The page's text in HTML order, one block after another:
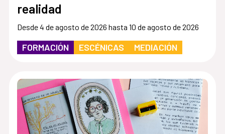
realidad
Desde 4 de agosto de 2026 hasta 10 de agosto de 2026
FORMACIÓN ESCÉNICAS MEDIACIÓN